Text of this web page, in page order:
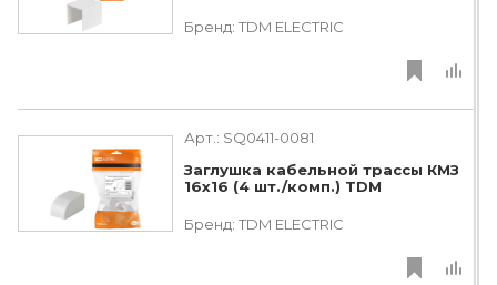
Бренд: TDM ЕLECTRIC
Арт.: SQ0411-0081
Заглушка кабельной трассы КМЗ
16х16 (4 шт./комп.) TDM
Бренд: TDM ЕLECTRIC